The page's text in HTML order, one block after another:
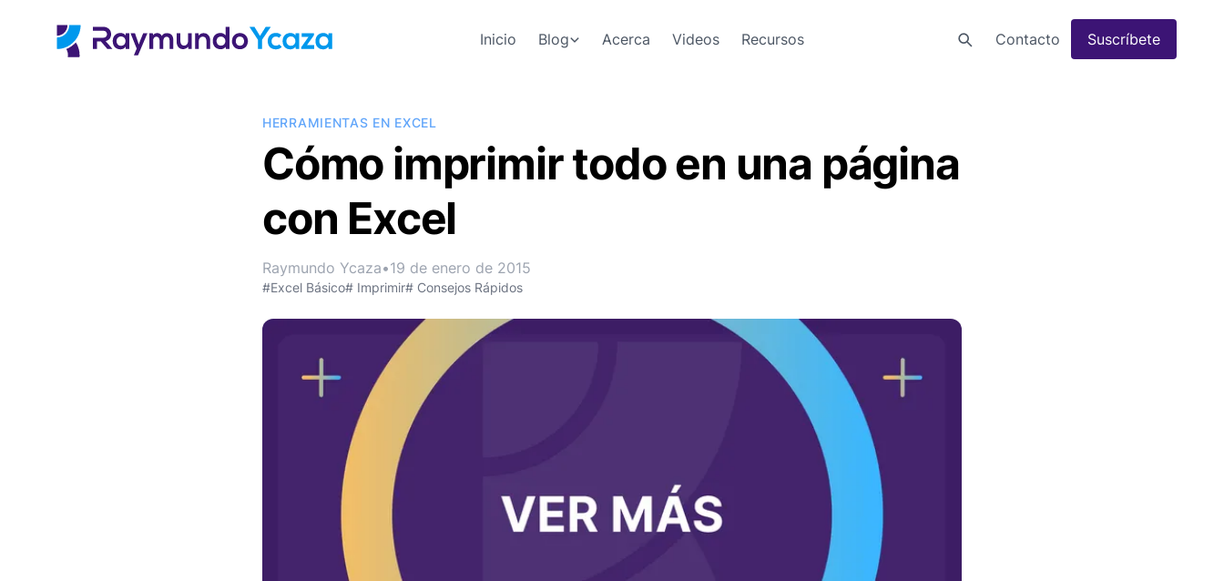
Inicio Blog Acerca Videos Recursos Contacto Suscríbete
HERRAMIENTAS EN EXCEL
Cómo imprimir todo en una página
con Excel
Raymundo Ycaza•19 de enero de 2015
#Excel Básico# Imprimir# Consejos Rápidos